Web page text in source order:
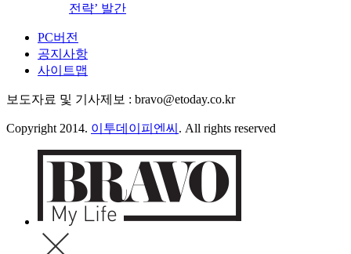
전략’ 발간
PC버전
공지사항
사이트맵
보도자료 및 기사제보 : bravo@etoday.co.kr
Copyright 2014. 이투데이피엔씨 . All rights reserved